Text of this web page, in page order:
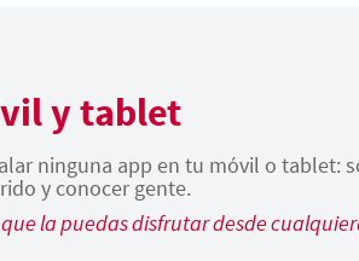
y tablet
ninguna app en tu móvil o tablet:
y conocer gente.
la puedas disfrutar desde